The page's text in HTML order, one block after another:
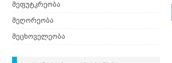
მეფუტკრეობა
მეღორეობა
მეცხოველეობა